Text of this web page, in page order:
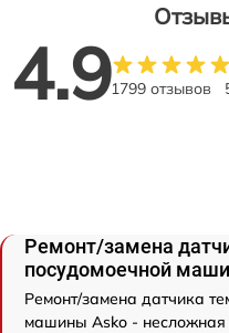
4.91799 отзывов
Ремонт/замена
посудомоечной
Ремонт/замена датчика
машины Asko - несложная